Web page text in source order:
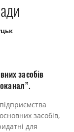
засобів
засобів,
для